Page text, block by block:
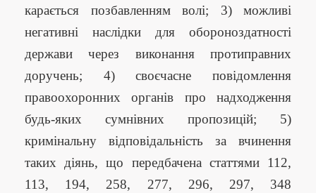
карається позбавленням волі; 3) можливі
негативні наслідки для обороноздатності
держави через виконання протиправних
доручень; 4) своєчасне повідомлення
правоохоронних органів про надходження
будь-яких сумнівних пропозицій; 5)
кримінальну відповідальність за вчинення
таких діянь, що передбачена статтями 112,
113, 194, 258, 277, 296, 297, 348